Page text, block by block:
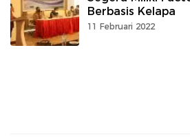
Berbasis Kelapa
11 Februari 2022